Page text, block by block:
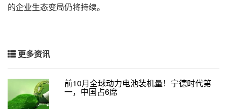
的企业生态变局仍将持续。
更多资讯
前10月全球动力电池装机量！宁德时代第
一，中国占6席